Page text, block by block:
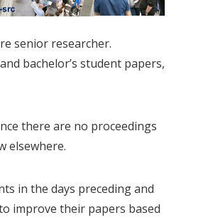
senior researcher.
bachelor’s student papers,
there are no proceedings
elsewhere.
in the days preceding and
improve their papers based